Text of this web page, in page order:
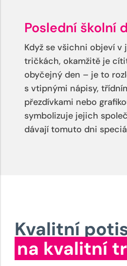
Poslední školní
Když se všichni objeví v
tričkách, okamžitě je
obyčejný den – je to
s vtipnými nápisy,
přezdívkami nebo
symbolizuje jejich
dávají tomuto dni
Kvalitní
na kvalitní